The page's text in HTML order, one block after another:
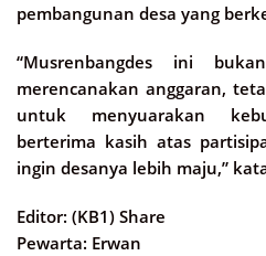
pembangunan desa yang
“Musrenbangdes ini
merencanakan anggaran,
untuk menyuarakan
berterima kasih atas
ingin desanya lebih maju,”
Editor: (KB1) Share
Pewarta: Erwan